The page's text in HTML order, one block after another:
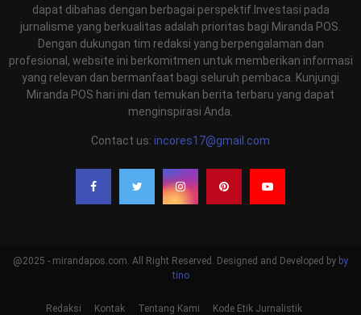
dapat dibahas dengan berbagai perspektif.Investasi pada
jurnalisme yang berkualitas adalah prioritas bagi Miranda POS.
Dengan dukungan tim redaksi yang berpengalaman dan
profesional, website ini berkomitmen untuk memberikan informasi
yang relevan dan bermanfaat bagi seluruh pembaca. Kunjungi
Miranda POS hari ini dan temukan berita terbaru yang dapat
menginspirasi Anda.
Contact us: incores17@gmail.com
@2025 - mirandapos.com. All Right Reserved. Designed and Developed by by
tino
Redaksi Kontak Tentang Kami Kode Etik Jurnalistik